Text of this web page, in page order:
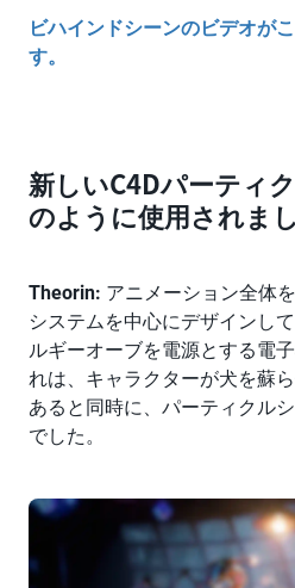
ビハインドシーンのビデオが
す。
新しいC4Dパーティ
のように使用されまし
Theorin: アニメーション全体
システムを中心にデザインし
ルギーオーブを電源とする電
れは、キャラクターが犬を蘇
あると同時に、パーティクル
でした。